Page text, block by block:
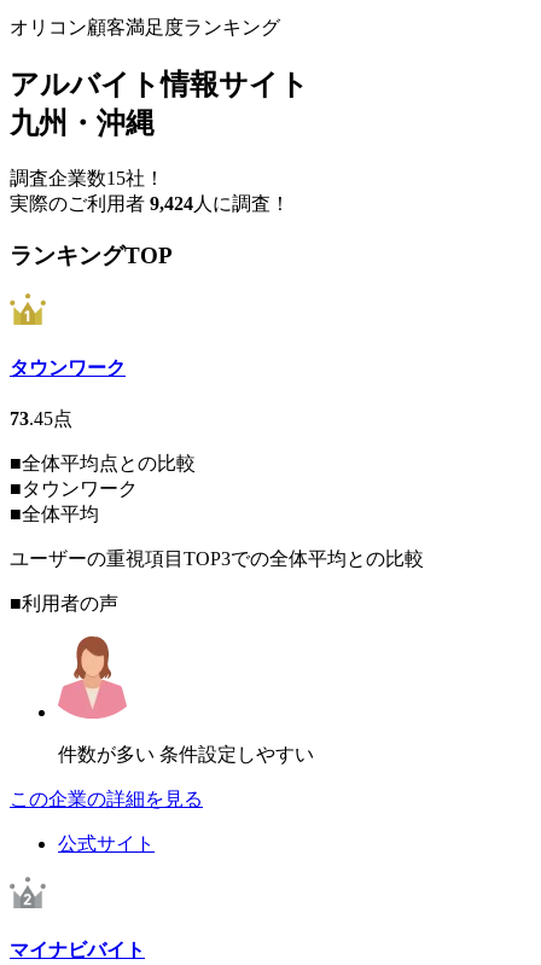
オリコン顧客満足度ランキング
アルバイト情報サイト
九州・沖縄
調査企業数15社！
実際のご利用者 9,424人に調査！
ランキングTOP
タウンワーク
73.45点
■全体平均点との比較
■タウンワーク
■全体平均
ユーザーの重視項目TOP3での全体平均との比較
■利用者の声
件数が多い 条件設定しやすい
この企業の詳細を見る
公式サイト
マイナビバイト